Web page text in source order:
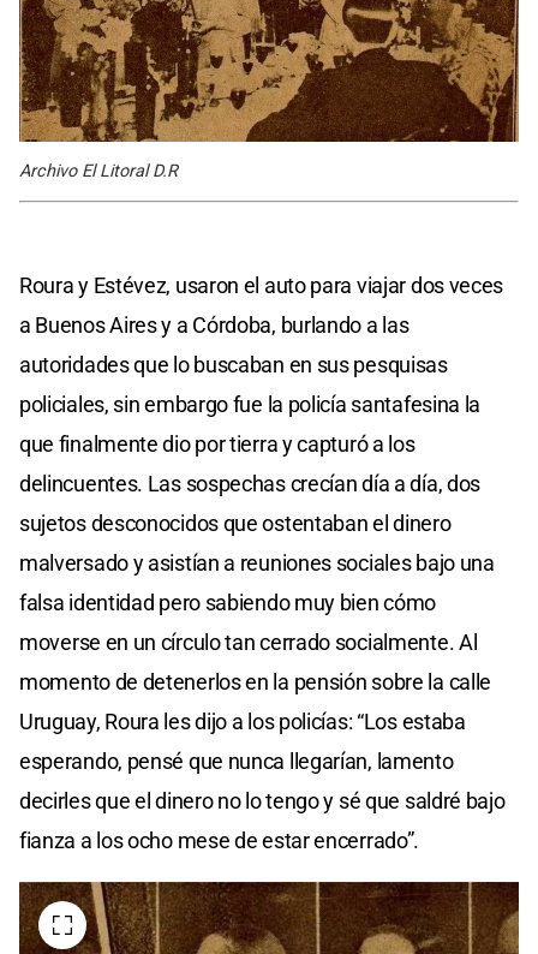
Archivo El Litoral D.R
Roura y Estévez, usaron el auto para viajar dos veces
a Buenos Aires y a Córdoba, burlando a las
autoridades que lo buscaban en sus pesquisas
policiales, sin embargo fue la policía santafesina la
que finalmente dio por tierra y capturó a los
delincuentes. Las sospechas crecían día a día, dos
sujetos desconocidos que ostentaban el dinero
malversado y asistían a reuniones sociales bajo una
falsa identidad pero sabiendo muy bien cómo
moverse en un círculo tan cerrado socialmente. Al
momento de detenerlos en la pensión sobre la calle
Uruguay, Roura les dijo a los policías: “Los estaba
esperando, pensé que nunca llegarían, lamento
decirles que el dinero no lo tengo y sé que saldré bajo
fianza a los ocho mese de estar encerrado”.